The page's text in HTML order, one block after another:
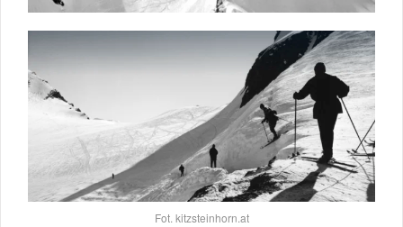
Fot. kitzsteinhorn.at